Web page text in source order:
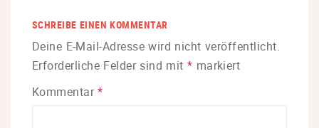
SCHREIBE EINEN KOMMENTAR
Deine E-Mail-Adresse wird nicht veröffentlicht.
Erforderliche Felder sind mit * markiert
Kommentar*